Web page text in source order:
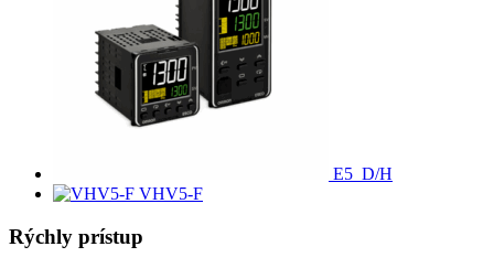
E5_D/H
VHV5-F
Rýchly prístup